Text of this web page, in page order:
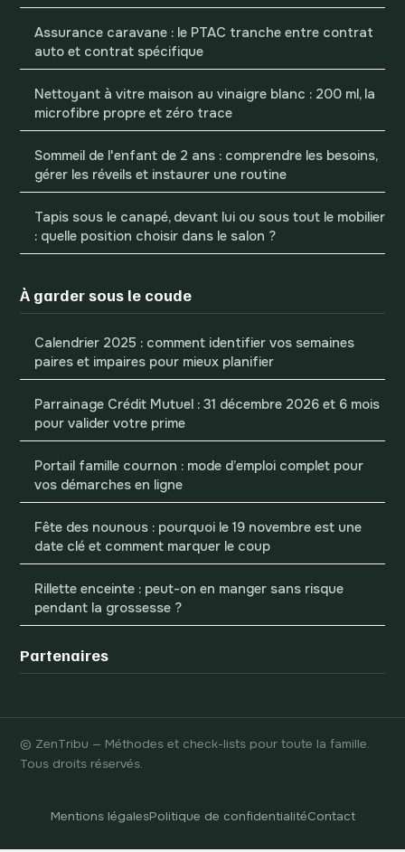
Assurance caravane : le PTAC tranche entre contrat
auto et contrat spécifique
Nettoyant à vitre maison au vinaigre blanc : 200 ml, la
microfibre propre et zéro trace
Sommeil de l'enfant de 2 ans : comprendre les besoins,
gérer les réveils et instaurer une routine
Tapis sous le canapé, devant lui ou sous tout le mobilier
: quelle position choisir dans le salon ?
À garder sous le coude
Calendrier 2025 : comment identifier vos semaines
paires et impaires pour mieux planifier
Parrainage Crédit Mutuel : 31 décembre 2026 et 6 mois
pour valider votre prime
Portail famille cournon : mode d’emploi complet pour
vos démarches en ligne
Fête des nounous : pourquoi le 19 novembre est une
date clé et comment marquer le coup
Rillette enceinte : peut-on en manger sans risque
pendant la grossesse ?
Partenaires
© ZenTribu — Méthodes et check-lists pour toute la famille.
Tous droits réservés.
Mentions légalesPolitique de confidentialitéContact